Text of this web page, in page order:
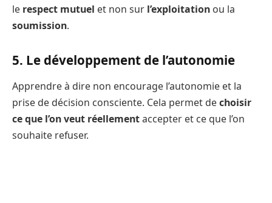
le respect mutuel et non sur l’exploitation ou la
soumission.
5. Le développement de l’autonomie
Apprendre à dire non encourage l’autonomie et la
prise de décision consciente. Cela permet dechoisir
ce que l’on veut réellementaccepter et ce que l’on
souhaite refuser.